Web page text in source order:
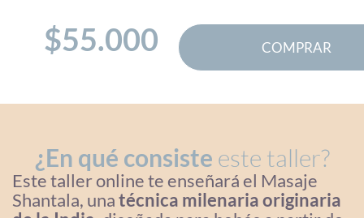
$55.000 COMPRAR
¿En qué consiste este taller?
Este taller online te enseñará el Masaje
Shantala, unatécnica milenaria originaria